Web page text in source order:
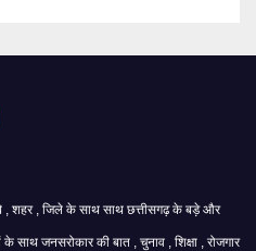
शहर , जिले के साथ साथ छत्तीसगढ़ के बड़े और
साथ जनसरोकार की बात , चुनाव , शिक्षा , रोजगार